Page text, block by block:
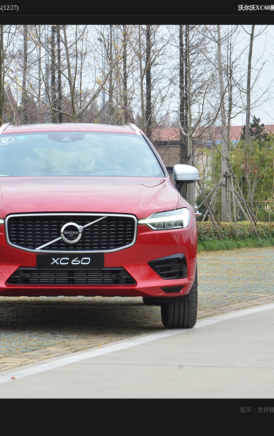
沃尔沃XC60
(12/27)
提示：支持